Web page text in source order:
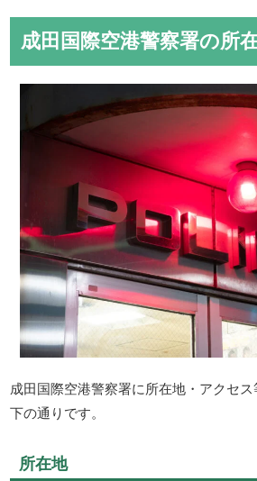
成田国際空港警察署の所
成田国際空港警察署に所在地・アクセ
下の通りです。
所在地